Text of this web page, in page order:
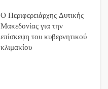
Ο Περιφερειάρχης Δυτικής
Μακεδονίας για την
επίσκεψη του κυβερνητικού
κλιμακίου